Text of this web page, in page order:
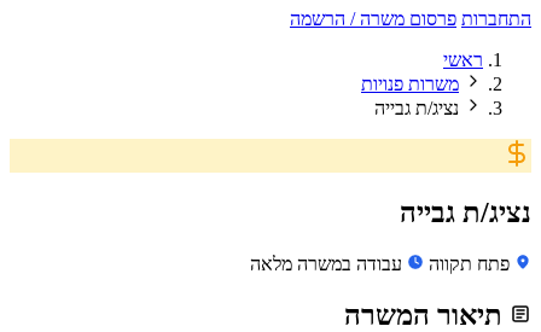
התחברות פרסום משרה / הרשמה
ראשי
משרות פנויות
נציג/ת גבייה
נציג/ת גבייה
פתח תקווה עבודה במשרה מלאה
תיאור המשרה